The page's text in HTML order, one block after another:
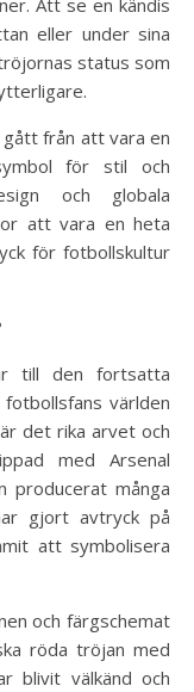
Att se en kändis
eller under sina
status som
från att vara en
för stil och
och globala
att vara en heta
för fotbollskultur
till den fortsatta
världen
det rika arvet och
med Arsenal
producerat många
gjort avtryck på
att symbolisera
och färgschemat
röda tröjan med
blivit välkänd och